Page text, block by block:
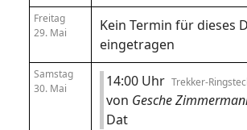
Freitag
29. Mai
Kein Termin für dieses
eingetragen
Samstag
30. Mai
14:00 Uhr Trekker-
von Gesche
Dat